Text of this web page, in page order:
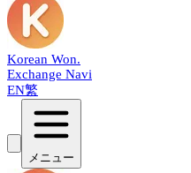
Korean Won.
Exchange Navi
EN繁
メニュー